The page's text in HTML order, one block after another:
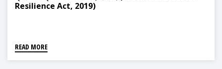
Resilience Act, 2019)
READ MORE